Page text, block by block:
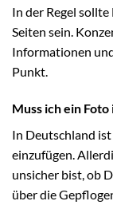
In der Regel
Seiten sein.
Informationen
Punkt.
Muss ich ein
In Deutschland
einzufügen.
unsicher bist, ob
über die